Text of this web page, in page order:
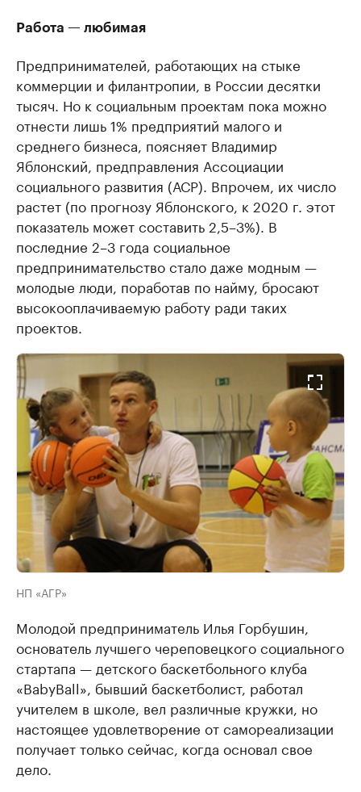
Работа — любимая
Предпринимателей, работающих на стыке
коммерции и филантропии, в России десятки
тысяч. Но к социальным проектам пока можно
отнести лишь 1% предприятий малого и
среднего бизнеса, поясняет Владимир
Яблонский, предправления Ассоциации
социального развития (АСР). Впрочем, их число
растет (по прогнозу Яблонского, к 2020 г. этот
показатель может составить 2,5–3%). В
последние 2–3 года социальное
предпринимательство стало даже модным —
молодые люди, поработав по найму, бросают
высокооплачиваемую работу ради таких
проектов.
НП «АГР»
Молодой предприниматель Илья Горбушин,
основатель лучшего череповецкого социального
стартапа — детского баскетбольного клуба
«BabyBall», бывший баскетболист, работал
учителем в школе, вел различные кружки, но
настоящее удовлетворение от самореализации
получает только сейчас, когда основал свое
дело.